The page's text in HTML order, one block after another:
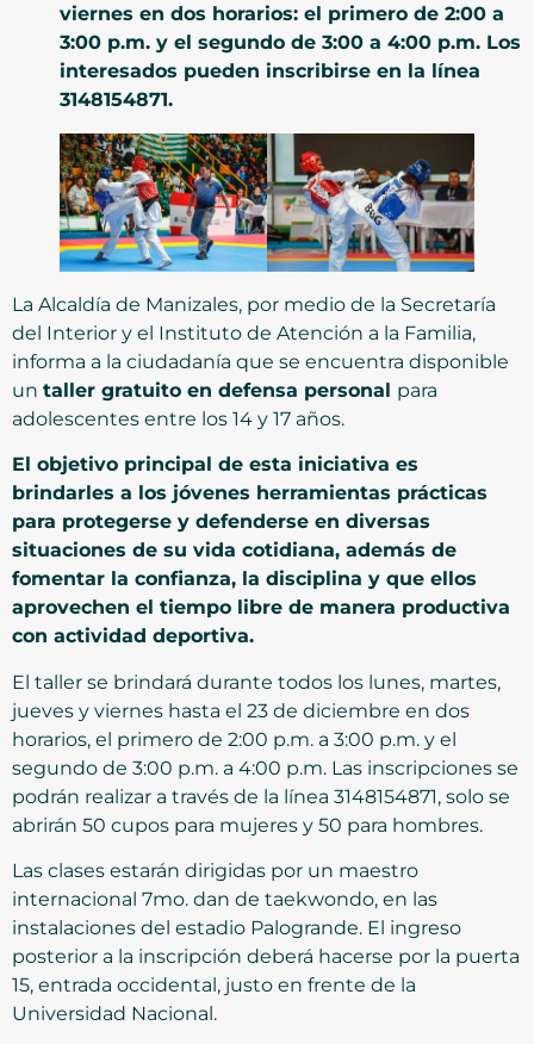
viernes en dos horarios: el primero de 2:00 a
3:00 p.m. y el segundo de 3:00 a 4:00 p.m. Los
interesados pueden inscribirse en la línea
3148154871.
La Alcaldía de Manizales, por medio de la Secretaría
del Interior y el Instituto de Atención a la Familia,
informa a la ciudadanía que se encuentra disponible
un taller gratuito en defensa personal para
adolescentes entre los 14 y 17 años.
El objetivo principal de esta iniciativa es
brindarles a los jóvenes herramientas prácticas
para protegerse y defenderse en diversas
situaciones de su vida cotidiana, además de
fomentar la confianza, la disciplina y que ellos
aprovechen el tiempo libre de manera productiva
con actividad deportiva.
El taller se brindará durante todos los lunes, martes,
jueves y viernes hasta el 23 de diciembre en dos
horarios, el primero de 2:00 p.m. a 3:00 p.m. y el
segundo de 3:00 p.m. a 4:00 p.m. Las inscripciones se
podrán realizar a través de la línea 3148154871, solo se
abrirán 50 cupos para mujeres y 50 para hombres.
Las clases estarán dirigidas por un maestro
internacional 7mo. dan de taekwondo, en las
instalaciones del estadio Palogrande. El ingreso
posterior a la inscripción deberá hacerse por la puerta
15, entrada occidental, justo en frente de la
Universidad Nacional.